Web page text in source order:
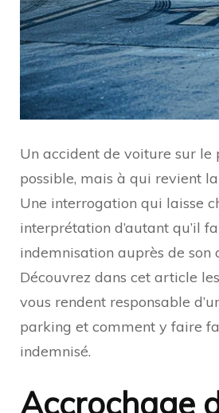
Un accident de voiture sur le
possible, mais à qui revient
Une interrogation qui laisse
interprétation d’autant qu’il
indemnisation auprès de son
Découvrez dans cet article
vous rendent responsable
parking et comment y faire
indemnisé.
Accrochage